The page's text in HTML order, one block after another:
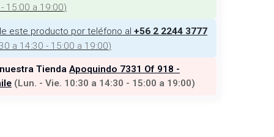
15:00 a 19:00)
este producto por teléfono al +56 2 2244 3777
a 14:30 - 15:00 a 19:00)
Tienda Apoquindo 7331 Of 918 -
(Lun. - Vie. 10:30 a 14:30 - 15:00 a 19:00)